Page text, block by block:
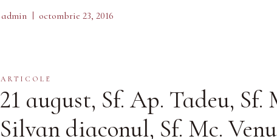
admin octombrie 23, 2016
ARTICOLE
21 august, Sf. Ap. Tadeu,
Silvan diaconul, Sf. Mc.